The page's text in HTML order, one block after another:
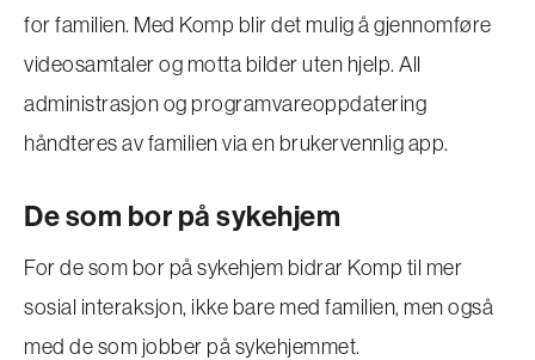
for familien. Med Komp blir det mulig å gjennomføre
videosamtaler og motta bilder uten hjelp. All
administrasjon og programvareoppdatering
håndteres av familien via en brukervennlig app.
De som bor på sykehjem
For de som bor på sykehjem bidrar Komp til mer
sosial interaksjon, ikke bare med familien, men også
med de som jobber på sykehjemmet.